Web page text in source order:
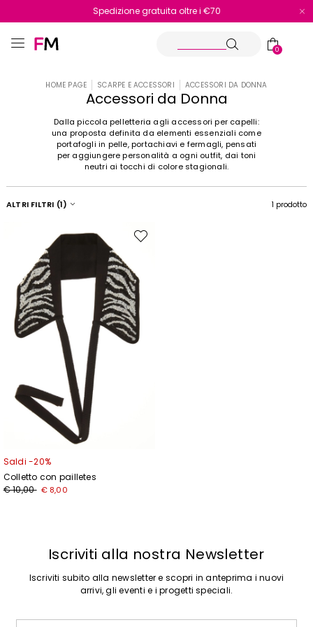
Reso facile e veloce
Spedizione gratuita oltre i €70
0
HOME PAGE SCARPE E ACCESSORI ACCESSORI DA DONNA
Accessori da Donna
Dalla piccola pelletteria agli accessori per capelli:
una proposta definita da elementi essenziali come
portafogli in pelle, portachiavi e fermagli, pensati
per aggiungere personalità a ogni outfit, dai toni
neutri ai tocchi di colore stagionali.
ALTRI FILTRI (1) 1 prodotto
Saldi -20%
Colletto con pailletes
Prezzo
originale
€ 10,00 Nuovo
prezzo
€ 8,00
Sposta
Iscriviti alla nostra Newsletter
Iscriviti subito alla newsletter e scopri in anteprima i nuovi
arrivi, gli eventi e i progetti speciali.